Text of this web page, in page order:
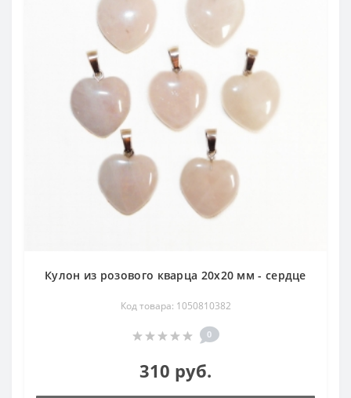
Кулон из розового кварца 20х20 мм - сердце
Код товара: 1050810382
0
310 руб.